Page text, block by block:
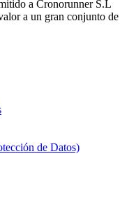
a Cronorunner S.L
a un gran conjunto de
de Datos)